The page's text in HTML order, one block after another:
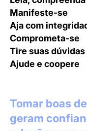
Manifeste-se
Aja com
Comprometa-se
Tire suas
Ajude e coopere
Tomar boas
geram